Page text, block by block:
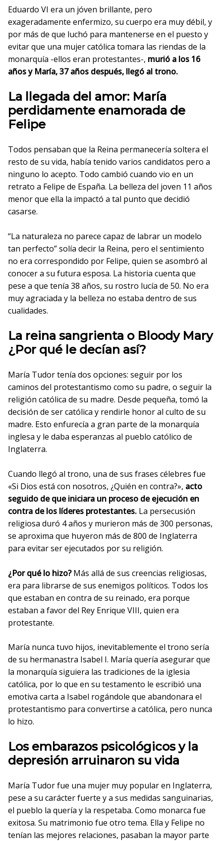
Eduardo VI era un jóven brillante, pero
exageradamente enfermizo, su cuerpo era muy débil, y
por más de que luchó para mantenerse en el puesto y
evitar que una mujer católica tomara las riendas de la
monarquía -ellos eran protestantes-, murió a los 16
años y María, 37 años después, llegó al trono.
La llegada del amor: María
perdidamente enamorada de
Felipe
Todos pensaban que la Reina permanecería soltera el
resto de su vida, había tenido varios candidatos pero a
ninguno lo acepto. Todo cambió cuando vio en un
retrato a Felipe de España. La belleza del joven 11 años
menor que ella la impactó a tal punto que decidió
casarse.
“La naturaleza no parece capaz de labrar un modelo
tan perfecto” solía decir la Reina, pero el sentimiento
no era correspondido por Felipe, quien se asombró al
conocer a su futura esposa. La historia cuenta que
pese a que tenía 38 años, su rostro lucía de 50. No era
muy agraciada y la belleza no estaba dentro de sus
cualidades.
La reina sangrienta o Bloody Mary
¿Por qué le decían así?
María Tudor tenía dos opciones: seguir por los
caminos del protestantismo como su padre, o seguir la
religión católica de su madre. Desde pequeña, tomó la
decisión de ser católica y rendirle honor al culto de su
madre. Esto enfurecía a gran parte de la monarquía
inglesa y le daba esperanzas al pueblo católico de
Inglaterra.
Cuando llegó al trono, una de sus frases célebres fue
«Si Dios está con nosotros, ¿Quién en contra?», acto
seguido de que iniciara un proceso de ejecución en
contra de los líderes protestantes. La persecusión
religiosa duró 4 años y murieron más de 300 personas,
se aproxima que huyeron más de 800 de Inglaterra
para evitar ser ejecutados por su religión.
¿Por qué lo hizo?Más allá de sus creencias religiosas,
era para librarse de sus enemigos políticos. Todos los
que estaban en contra de su reinado, era porque
estaban a favor del Rey Enrique VIII, quien era
protestante.
María nunca tuvo hijos, inevitablemente el trono sería
de su hermanastra Isabel I. María quería asegurar que
la monarquía siguiera las tradiciones de la iglesia
católica, por lo que en su testamento le escribió una
emotiva carta a Isabel rogándole que abandonara el
protestantismo para convertirse a católica, pero nunca
lo hizo.
Los embarazos psicológicos y la
depresión arruinaron su vida
María Tudor fue una mujer muy popular en Inglaterra,
pese a su carácter fuerte y a sus medidas sanguinarias,
el pueblo la quería y la respetaba. Como monarca fue
exitosa. Su matrimonio fue otro tema. Ella y Felipe no
tenían las mejores relaciones, pasaban la mayor parte